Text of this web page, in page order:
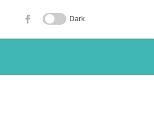
Dark